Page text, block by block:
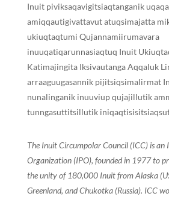
Inuit piviksaqavigitsiaqtanganik
amiqqautigivattavut atuqsimajatta
ukiuqtaqtumi Qujannamiirumavara
inuuqatiqarunnasiaqtuq Inuit
Katimajingita Iksivautanga Aqqaluk
arraaguugasannik pijitsiqsimalirmat
nunalinganik inuuviup qujajillutik
tunngasuttitsillutik
The Inuit Circumpolar Council (ICC) is an
Organization (IPO), founded in 1977 to
the unity of 180,000 Inuit from Alaska
Greenland, and Chukotka (Russia). ICC